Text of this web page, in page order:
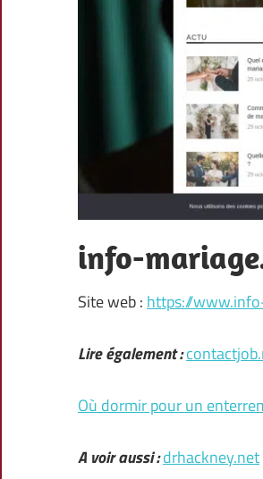
info-
Site web : https://
Lire également :
Où dormir pour un
A voir aussi :drhackney.net